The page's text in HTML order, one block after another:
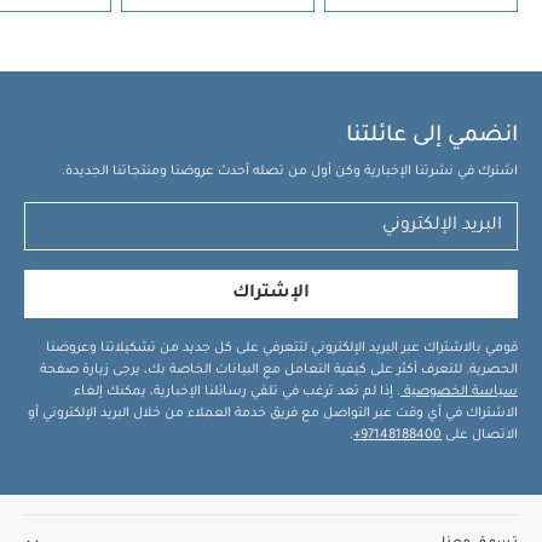
انضمي إلى عائلتنا
اشترك في نشرتنا الإخبارية وكن أول من تصله أحدث عروضنا ومنتجاتنا الجديدة.
الإشتراك
قومي بالاشتراك عبر البريد الإلكتروني لتتعرفي على كل جديد من تشكيلاتنا وعروضنا
الحصرية. للتعرف أكثر على كيفية التعامل مع البيانات الخاصة بك، يرجى زيارة صفحة
سياسة الخصوصية . إذا لم تعد ترغب في تلقي رسائلنا الإخبارية، يمكنك إلغاء
الاشتراك في أي وقت عبر التواصل مع فريق خدمة العملاء من خلال البريد الإلكتروني أو
الاتصال على 97148188400+
.